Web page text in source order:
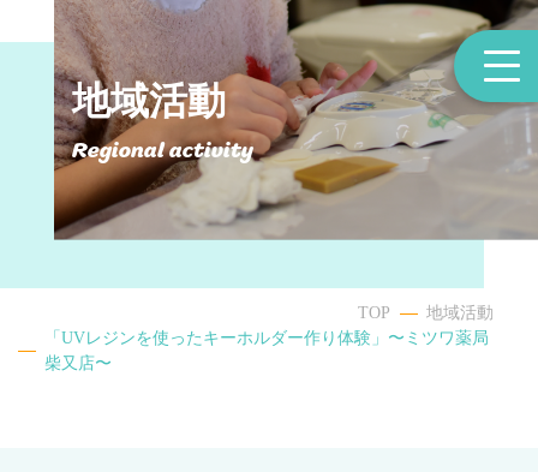
地域活動
Regional activity
TOP
地域活動
「UVレジンを使ったキーホルダー作り体験」〜ミツワ薬局
柴又店〜